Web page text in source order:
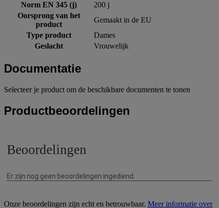
Norm EN 345 (j)
200 j
Oorsprong van het
product
Gemaakt in de EU
Type product
Dames
Geslacht
Vrouwelijk
Documentatie
Selecteer je product om de beschikbare documenten te tonen
Productbeoordelingen
Onze beoordelingen zijn echt en betrouwbaar. Meer informatie over